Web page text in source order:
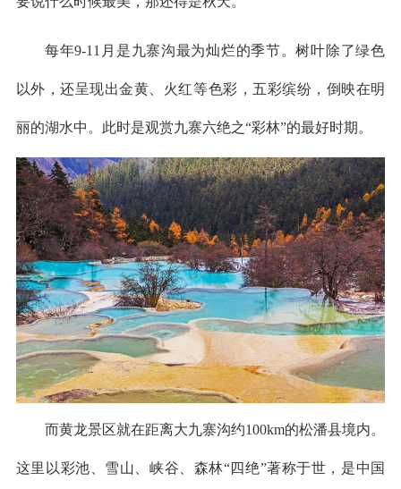
每年9-11月是九寨沟最为灿烂的季节。树叶除了绿色
以外，还呈现出金黄、火红等色彩，五彩缤纷，倒映在明
丽的湖水中。此时是观赏九寨六绝之“彩林”的最好时期。
而黄龙景区就在距离大九寨沟约100km的松潘县境内。
这里以彩池、雪山、峡谷、森林“四绝”著称于世，是中国